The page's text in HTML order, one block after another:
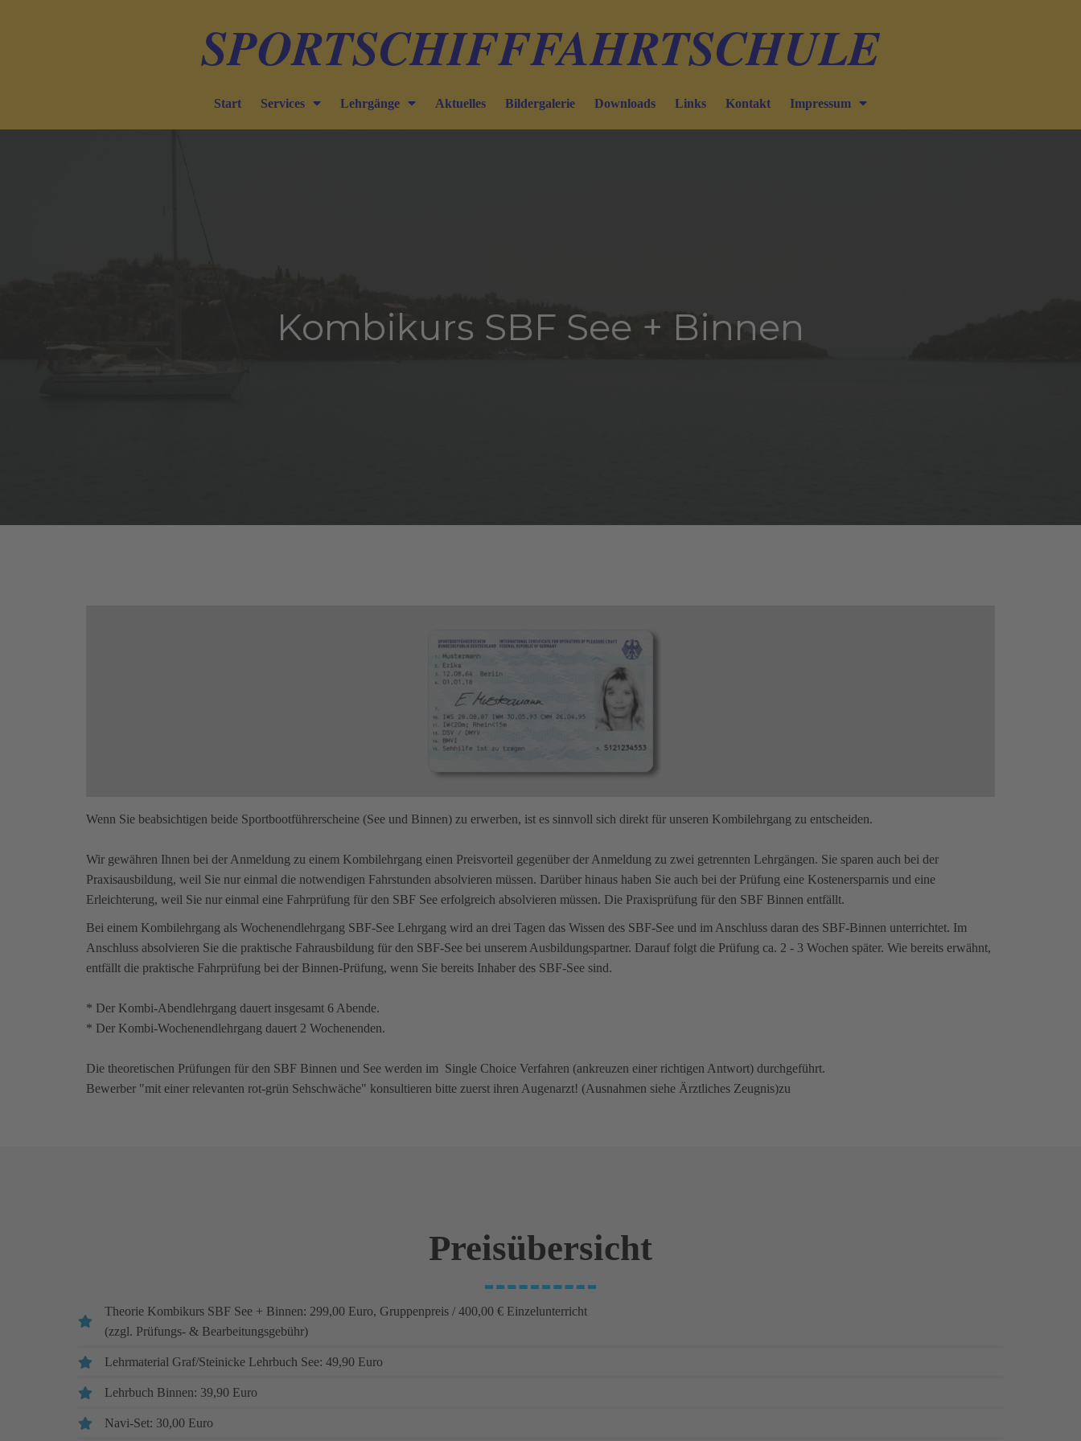
SPORTSCHIFFFAHRTSCHULE
Start Services Lehrgänge Aktuelles Bildergalerie Downloads Links Kontakt Impressum
Kombikurs SBF See + Binnen
Wenn Sie beabsichtigen beide Sportbootführerscheine (See und Binnen) zu erwerben, ist es sinnvoll sich direkt für unseren Kombilehrgang zu entscheiden.
Wir gewähren Ihnen bei der Anmeldung zu einem Kombilehrgang einen Preisvorteil gegenüber der Anmeldung zu zwei getrennten Lehrgängen. Sie sparen auch bei der
Praxisausbildung, weil Sie nur einmal die notwendigen Fahrstunden absolvieren müssen. Darüber hinaus haben Sie auch bei der Prüfung eine Kostenersparnis und eine
Erleichterung, weil Sie nur einmal eine Fahrprüfung für den SBF See erfolgreich absolvieren müssen. Die Praxisprüfung für den SBF Binnen entfällt.
Bei einem Kombilehrgang als Wochenendlehrgang SBF-See Lehrgang wird an drei Tagen das Wissen des SBF-See und im Anschluss daran des SBF-Binnen unterrichtet. Im
Anschluss absolvieren Sie die praktische Fahrausbildung für den SBF-See bei unserem Ausbildungspartner. Darauf folgt die Prüfung ca. 2 - 3 Wochen später. Wie bereits erwähnt,
entfällt die praktische Fahrprüfung bei der Binnen-Prüfung, wenn Sie bereits Inhaber des SBF-See sind.
* Der Kombi-Abendlehrgang dauert insgesamt 6 Abende.
* Der Kombi-Wochenendlehrgang dauert 2 Wochenenden.
Die theoretischen Prüfungen für den SBF Binnen und See werden im Single Choice Verfahren (ankreuzen einer richtigen Antwort) durchgeführt.
Bewerber "mit einer relevanten rot-grün Sehschwäche" konsultieren bitte zuerst ihren Augenarzt! (Ausnahmen siehe Ärztliches Zeugnis)zu
Preisübersicht
Theorie Kombikurs SBF See + Binnen: 299,00 Euro, Gruppenpreis / 400,00 € Einzelunterricht
(zzgl. Prüfungs- & Bearbeitungsgebühr)
Lehrmaterial Graf/Steinicke Lehrbuch See: 49,90 Euro
Lehrbuch Binnen: 39,90 Euro
Navi-Set: 30,00 Euro